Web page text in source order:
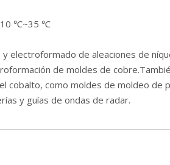
10 ℃~35 ℃
electroformado de aleaciones de
de moldes de
cobalto, como moldes de moldeo
y guías de ondas de radar.